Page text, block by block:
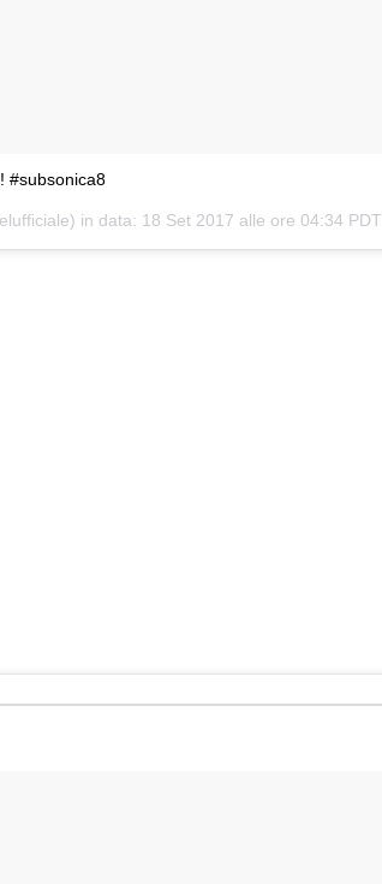
#subsonica8
in data: 18 Set 2017 alle ore 04:34 PDT